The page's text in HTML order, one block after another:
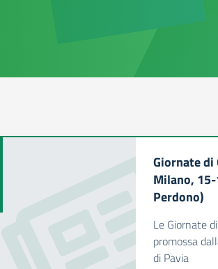
Giornate di
Milano,
Perdono)
Le Giornate
promossa
di Pavia